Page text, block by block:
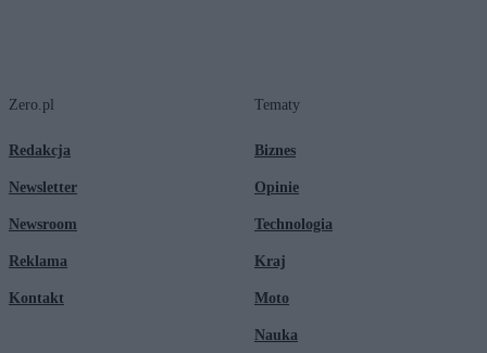
Zero.pl
Redakcja
Newsletter
Newsroom
Reklama
Kontakt
Tematy
Biznes
Opinie
Technologia
Kraj
Moto
Nauka